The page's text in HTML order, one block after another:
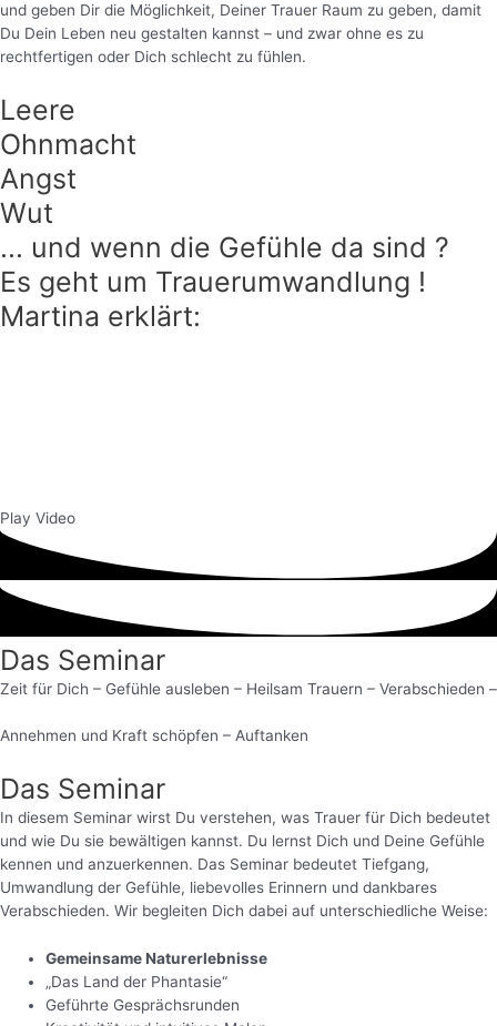
und geben Dir die Möglichkeit, Deiner Trauer Raum zu geben, damit
Du Dein Leben neu gestalten kannst – und zwar ohne es zu
rechtfertigen oder Dich schlecht zu fühlen.
Leere
Ohnmacht
Angst
Wut
... und wenn die Gefühle da sind ?
Es geht um Trauerumwandlung !
Martina erklärt:
Play Video
Das Seminar
Zeit für Dich – Gefühle ausleben – Heilsam Trauern – Verabschieden –
Annehmen und Kraft schöpfen – Auftanken
Das Seminar
In diesem Seminar wirst Du verstehen, was Trauer für Dich bedeutet
und wie Du sie bewältigen kannst. Du lernst Dich und Deine Gefühle
kennen und anzuerkennen. Das Seminar bedeutet Tiefgang,
Umwandlung der Gefühle, liebevolles Erinnern und dankbares
Verabschieden. Wir begleiten Dich dabei auf unterschiedliche Weise:
Gemeinsame Naturerlebnisse
„Das Land der Phantasie“
Geführte Gesprächsrunden